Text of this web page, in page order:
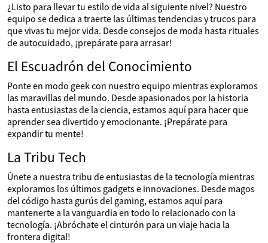
¿Listo para llevar tu estilo de vida al siguiente nivel? Nuestro
equipo se dedica a traerte las últimas tendencias y trucos para
que vivas tu mejor vida. Desde consejos de moda hasta rituales
de autocuidado, ¡prepárate para arrasar!
El Escuadrón del Conocimiento
Ponte en modo geek con nuestro equipo mientras exploramos
las maravillas del mundo. Desde apasionados por la historia
hasta entusiastas de la ciencia, estamos aquí para hacer que
aprender sea divertido y emocionante. ¡Prepárate para
expandir tu mente!
La Tribu Tech
Únete a nuestra tribu de entusiastas de la tecnología mientras
exploramos los últimos gadgets e innovaciones. Desde magos
del código hasta gurús del gaming, estamos aquí para
mantenerte a la vanguardia en todo lo relacionado con la
tecnología. ¡Abróchate el cinturón para un viaje hacia la
frontera digital!